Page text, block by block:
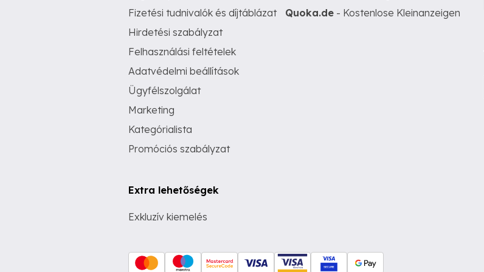
Fizetési tudnivalók és díjtáblázat
Hirdetési szabályzat
Felhasználási feltételek
Adatvédelmi beállítások
Ügyfélszolgálat
Marketing
Kategórialista
Promóciós szabályzat
Extra lehetőségek
Exkluzív kiemelés
Quoka.de - Kostenlose Kleinanzeigen